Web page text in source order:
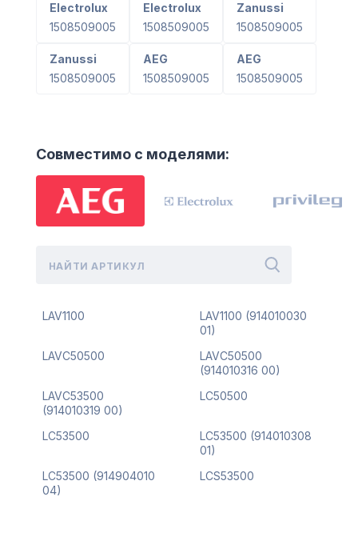
Electrolux
1508509005
Electrolux
1508509005
Zanussi
1508509005
Zanussi
1508509005
AEG
1508509005
AEG
1508509005
Совместимо с моделями:
LAV1100
LAV1100 (914010030
01)
LAVC50500
LAVC50500
(914010316 00)
LAVC53500
(914010319 00)
LC50500
LC53500
LC53500 (914010308
01)
LC53500 (914904010
04)
LCS53500